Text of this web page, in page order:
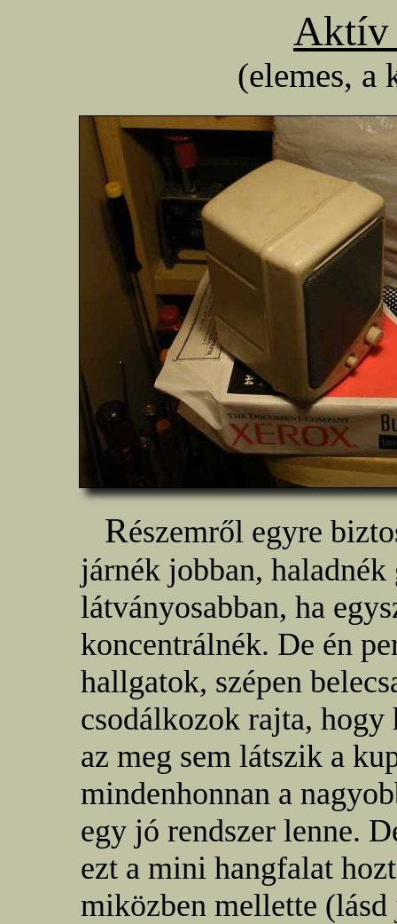
Aktív
(elemes, a
Részemről egyre
járnék jobban, haladnék
látványosabban, ha
koncentrálnék. De én
hallgatok, szépen
csodálkozok rajta, hogy
az meg sem látszik a
mindenhonnan a
egy jó rendszer lenne.
ezt a mini hangfalat
miközben mellette (lásd